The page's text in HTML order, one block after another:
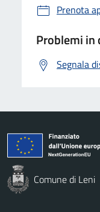
Prenota
Problemi in
Segnala
Comune di Leni